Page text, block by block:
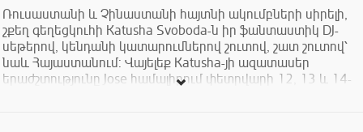
Ռուսաստանի և Չինաստանի հայտնի ակումբների սիրելի,
շքեղ գեղեցկուհի Katusha Svoboda-ն իր ֆանտաստիկ DJ-
սեթերով, կենդանի կատարումներով շուտով, շատ շուտով՝
նաև Հայաստանում: Վայելեք Katusha-յի ազատասեր
երաժշտությունը Jose համալիրում փետրվարի 12, 13 և 14-